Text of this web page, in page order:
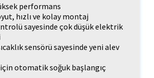
performans
hızlı ve kolay montaj
sayesinde çok düşük elektrik
sensörü sayesinde yeni alev
için otomatik soğuk başlangıç